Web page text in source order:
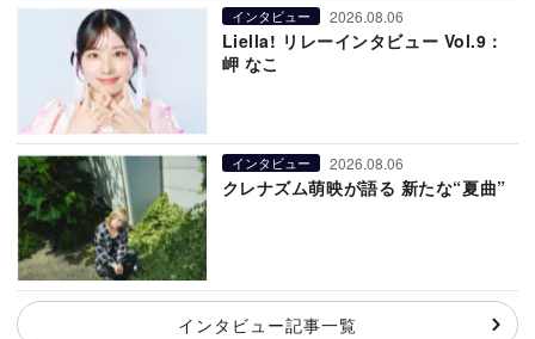
インタビュー 2026.08.06
Liella! リレーインタビュー Vol.9：
岬 なこ
インタビュー 2026.08.06
クレナズム萌映が語る 新たな“夏曲”
インタビュー記事一覧